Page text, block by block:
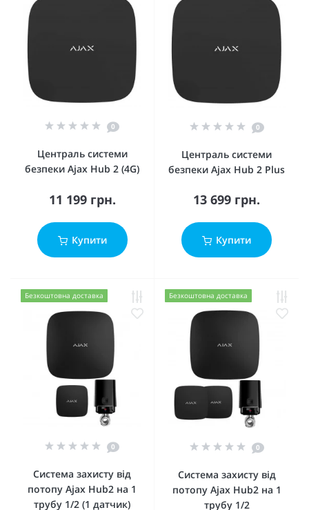
0
Централь системи
безпеки Ajax Hub 2 (4G)
11 199 грн.
Купити
0
Централь системи
безпеки Ajax Hub 2 Plus
13 699 грн.
Купити
Безкоштовна доставка
0
Система захисту від
потопу Ajax Hub2 на 1
трубу 1/2 (1 датчик)
Безкоштовна доставка
0
Система захисту від
потопу Ajax Hub2 на 1
трубу 1/2